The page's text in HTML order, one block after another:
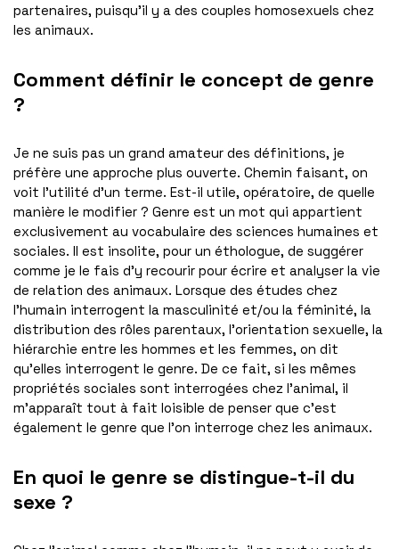
partenaires, puisqu’il y a des couples homosexuels chez
les animaux.
Comment définir le concept de genre
?
Je ne suis pas un grand amateur des définitions, je
préfère une approche plus ouverte. Chemin faisant, on
voit l’utilité d’un terme. Est-il utile, opératoire, de quelle
manière le modifier ? Genre est un mot qui appartient
exclusivement au vocabulaire des sciences humaines et
sociales. Il est insolite, pour un éthologue, de suggérer
comme je le fais d’y recourir pour écrire et analyser la vie
de relation des animaux. Lorsque des études chez
l’humain interrogent la masculinité et/ou la féminité, la
distribution des rôles parentaux, l’orientation sexuelle, la
hiérarchie entre les hommes et les femmes, on dit
qu’elles interrogent le genre. De ce fait, si les mêmes
propriétés sociales sont interrogées chez l’animal, il
m’apparaît tout à fait loisible de penser que c’est
également le genre que l’on interroge chez les animaux.
En quoi le genre se distingue-t-il du
sexe ?